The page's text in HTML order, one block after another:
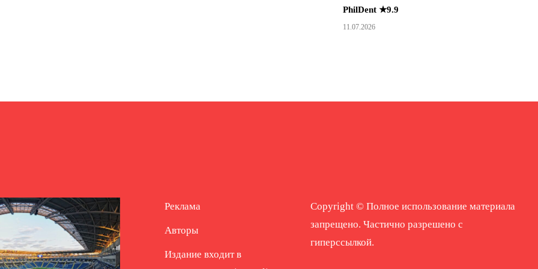
PhilDent ★9.9
11.07.2026
Реклама
Авторы
Издание входит в
Copyright © Полное использование материала
запрещено. Частично разрешено с
гиперссылкой.